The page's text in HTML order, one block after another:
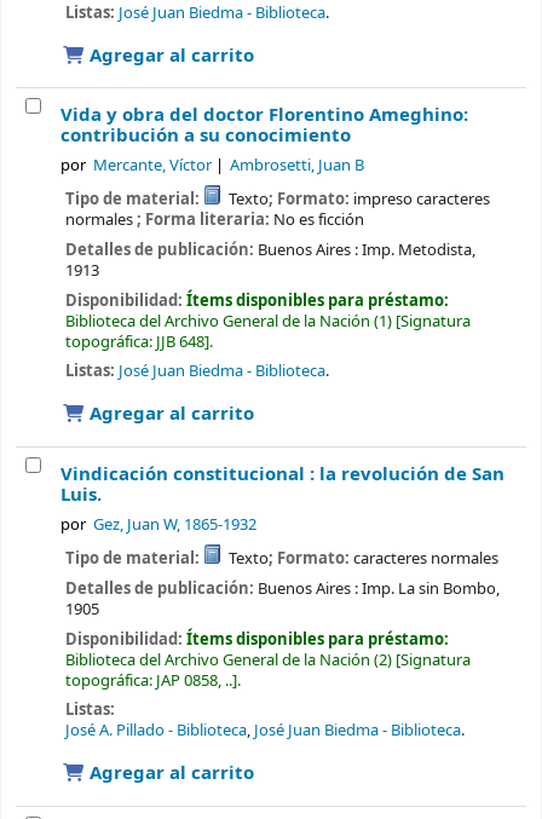
Listas: José Juan Biedma - Biblioteca.
Agregar al carrito
Vida y obra del doctor Florentino Ameghino:
contribución a su conocimiento
por Mercante, Víctor Ambrosetti, Juan B
Tipo de material: Texto; Formato: impreso caracteres
normales; Forma literaria: No es ficción
Detalles de publicación: Buenos Aires :Imp. Metodista,
1913
Disponibilidad: Ítems disponibles para préstamo:
Biblioteca del Archivo General de la Nación (1) Signatura
topográfica: JJB 648 .
Listas: José Juan Biedma - Biblioteca.
Agregar al carrito
Vindicación constitucional : la revolución de San
Luis.
por Gez, Juan W, 1865-1932
Tipo de material: Texto; Formato:caracteres normales
Detalles de publicación: Buenos Aires :Imp. La sin Bombo,
1905
Disponibilidad: Ítems disponibles para préstamo:
Biblioteca del Archivo General de la Nación (2) Signatura
topográfica: JAP 0858, .. .
Listas:
José A. Pillado - Biblioteca, José Juan Biedma - Biblioteca.
Agregar al carrito